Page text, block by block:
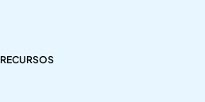
RECURSOS